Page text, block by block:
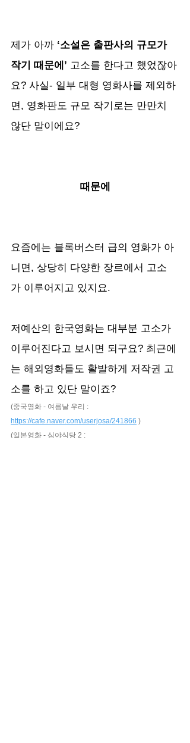
제가 아까 ‘소설은 출판사의 규모가
작기 때문에’ 고소를 한다고 했었잖아
요? 사실- 일부 대형 영화사를 제외하
면, 영화판도 규모 작기로는 만만치
않단 말이에요?
때문에
요즘에는 블록버스터 급의 영화가 아
니면, 상당히 다양한 장르에서 고소
가 이루어지고 있지요.
저예산의 한국영화는 대부분 고소가
이루어진다고 보시면 되구요? 최근에
는 해외영화들도 활발하게 저작권 고
소를 하고 있단 말이죠?
(중국영화 - 여름날 우리 :
https://cafe.naver.com/userjosa/241866 )
(일본영화 - 심야식당 2 :